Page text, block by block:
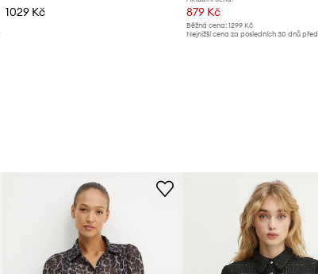
1029 Kč 879 Kč
Běžná cena: 1299 Kč
Nejnižší cena za posledních 30 dnů